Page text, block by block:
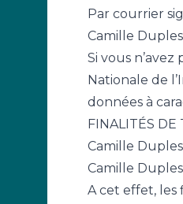
Par courrier
Camille
Si vous
Nationale de
données à
FINALITÉS DE
Camille
Camille
A cet effet, les